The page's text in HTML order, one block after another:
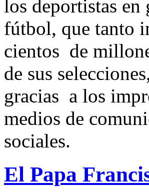
los deportistas
fútbol, que tanto
cientos de
de sus
gracias a los
medios de
sociales.
El Papa